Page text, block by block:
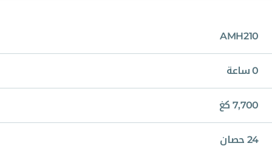
AMH210
0 ساعة
7,700 كغ
24 حصان